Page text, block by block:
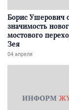
Борис Ушерович
значимость
мостового
Зея
04 апреля